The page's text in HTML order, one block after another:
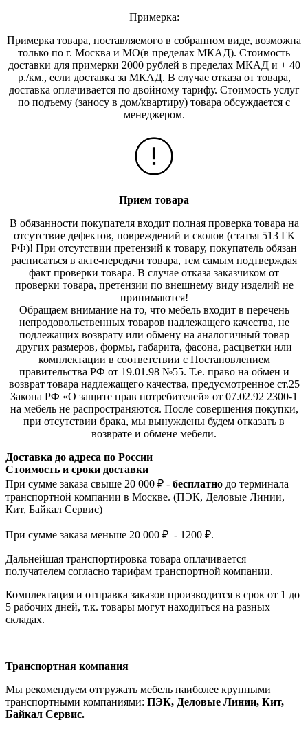
Примерка:
Примерка товара, поставляемого в собранном виде, возможна
только по г. Москва и МО(в пределах МКАД). Стоимость
доставки для примерки 2000 рублей в пределах МКАД и + 40
р./км., если доставка за МКАД. В случае отказа от товара,
доставка оплачивается по двойному тарифу. Стоимость услуг
по подъему (заносу в дом/квартиру) товара обсуждается с
менеджером.
Прием товара
В обязанности покупателя входит полная проверка товара на
отсутствие дефектов, повреждений и сколов (статья 513 ГК
РФ)! При отсутствии претензий к товару, покупатель обязан
расписаться в акте-передачи товара, тем самым подтверждая
факт проверки товара. В случае отказа заказчиком от
проверки товара, претензии по внешнему виду изделий не
принимаются!
Обращаем внимание на то, что мебель входит в перечень
непродовольственных товаров надлежащего качества, не
подлежащих возврату или обмену на аналогичный товар
других размеров, формы, габарита, фасона, расцветки или
комплектации в соответствии с Постановлением
правительства РФ от 19.01.98 №55. Т.е. право на обмен и
возврат товара надлежащего качества, предусмотренное ст.25
Закона РФ «О защите прав потребителей» от 07.02.92 2300-1
на мебель не распространяются. После совершения покупки,
при отсутствии брака, мы вынуждены будем отказать в
возврате и обмене мебели.
Доставка до адреса по России
Стоимость и сроки доставки
При сумме заказа свыше 20 000 ₽ - бесплатно до терминала
транспортной компании в Москве. (ПЭК, Деловые Линии,
Кит, Байкал Сервис)
При сумме заказа меньше 20 000 ₽ - 1200 ₽.
Дальнейшая транспортировка товара оплачивается
получателем согласно тарифам транспортной компании.
Комплектация и отправка заказов производится в срок от 1 до
5 рабочих дней, т.к. товары могут находиться на разных
складах.
Транспортная компания
Мы рекомендуем отгружать мебель наиболее крупными
транспортными компаниями: ПЭК, Деловые Линии, Кит,
Байкал Сервис.